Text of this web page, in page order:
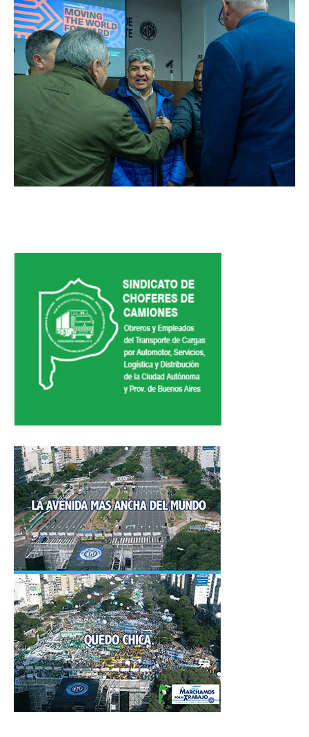
Afiliación de familiares
Familiares a cargo
Afiliación Plan materno
Otros trámites
Discapacidad: presupuesto / requisitos 2026
Contáctenos